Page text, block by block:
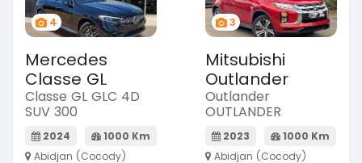
4
Mercedes
Classe GL
Classe GL GLC 4D
SUV 300
2024
1000 Km
Abidjan (Cocody)
3
Mitsubishi
Outlander
Outlander
OUTLANDER
2023
1000 Km
Abidjan (Cocody)